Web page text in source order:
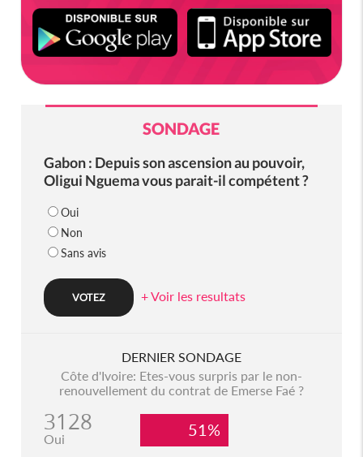
SONDAGE
Gabon : Depuis son ascension au pouvoir,
Oligui Nguema vous parait-il compétent ?
Oui
Non
Sans avis
+ Voir les resultats
DERNIER SONDAGE
Côte d'Ivoire: Etes-vous surpris par le non-
renouvellement du contrat de Emerse Faé ?
3128
Oui 51%